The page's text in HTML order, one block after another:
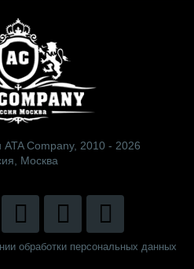
Company, 2010 - 2026
Москва
обработки персональных данных